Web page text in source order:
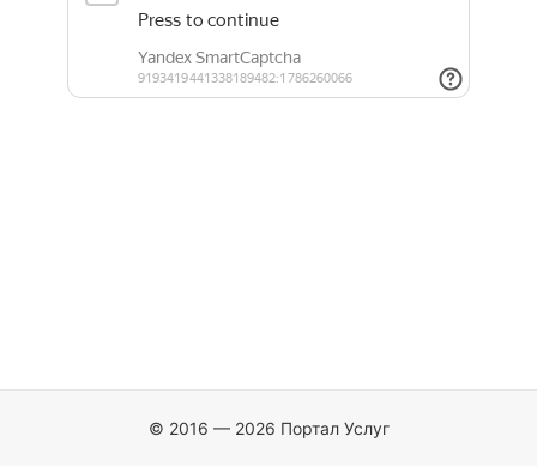
© 2016 — 2026 Портал Услуг